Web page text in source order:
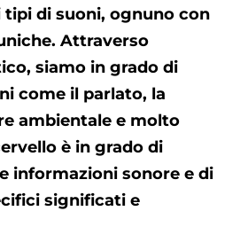
tipi di suoni, ognuno con
Attraverso
siamo in grado di
come il parlato, la
ambientale e molto
è in grado di
informazioni sonore e di
significati e